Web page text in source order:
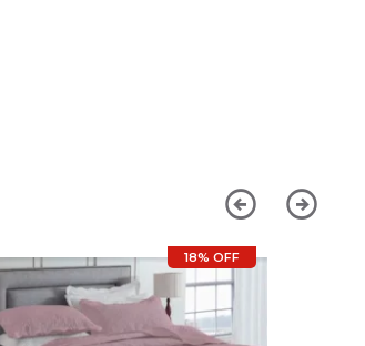
18% OFF